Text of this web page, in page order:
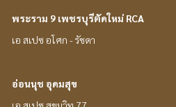
พระราม 9 เพชรบุรีตัดใหม่ RCA
เอ สเปซ อโศก - รัชดา
อ่อนนุช อุดมสุข